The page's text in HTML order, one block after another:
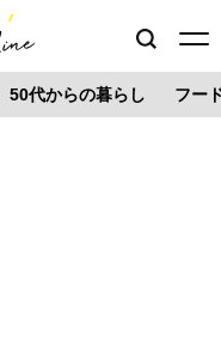
50代からの暮らし フー